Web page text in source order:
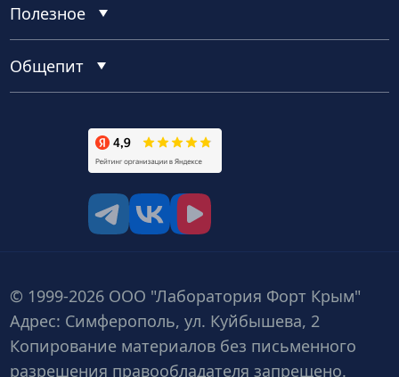
Полезное
Общепит
© 1999-2026 ООО "Лаборатория Форт Крым"
Адрес: Симферополь, ул. Куйбышева, 2
Копирование материалов без письменного
разрешения правообладателя запрещено.